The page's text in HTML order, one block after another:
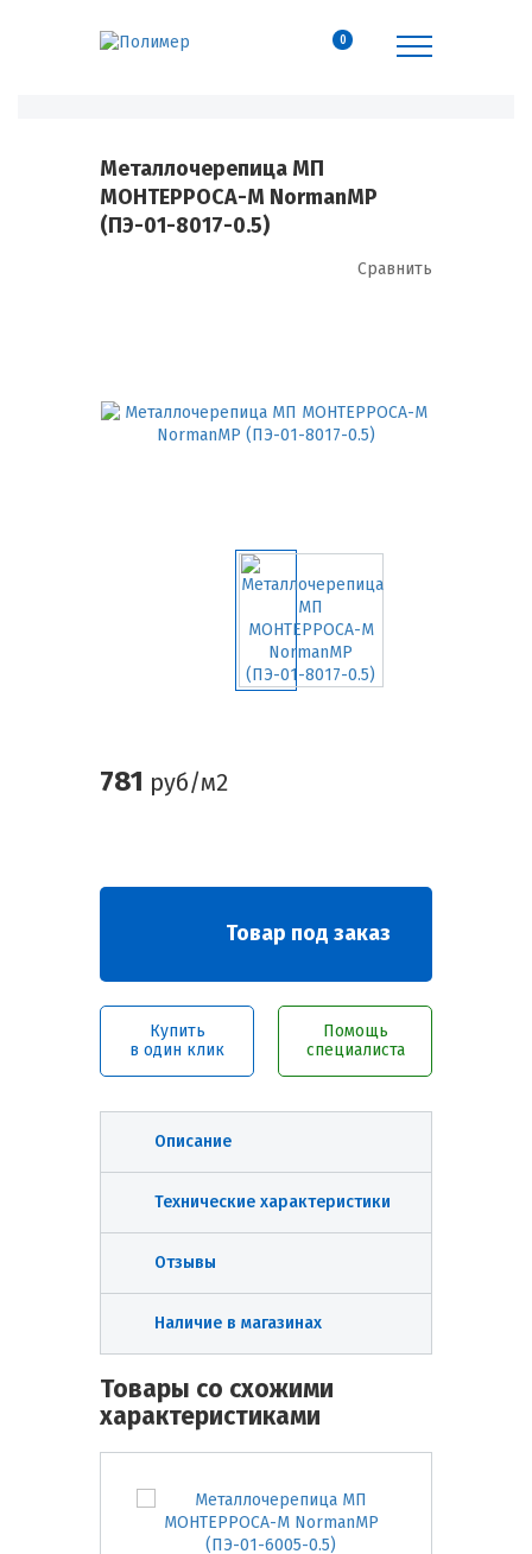
0
Металлочерепица МП
МОНТЕРРОСА-M NormanMP
(ПЭ-01-8017-0.5)
Сравнить
781 руб/м2
Товар под заказ
Купить
в один клик
Помощь
специалиста
Описание
Технические характеристики
Отзывы
Наличие в магазинах
Товары со схожими
характеристиками